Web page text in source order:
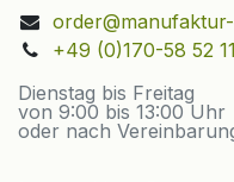
+49 (0)170-58 52
Dienstag bis Freitag
von 9:00 bis 13:00 Uhr
oder nach